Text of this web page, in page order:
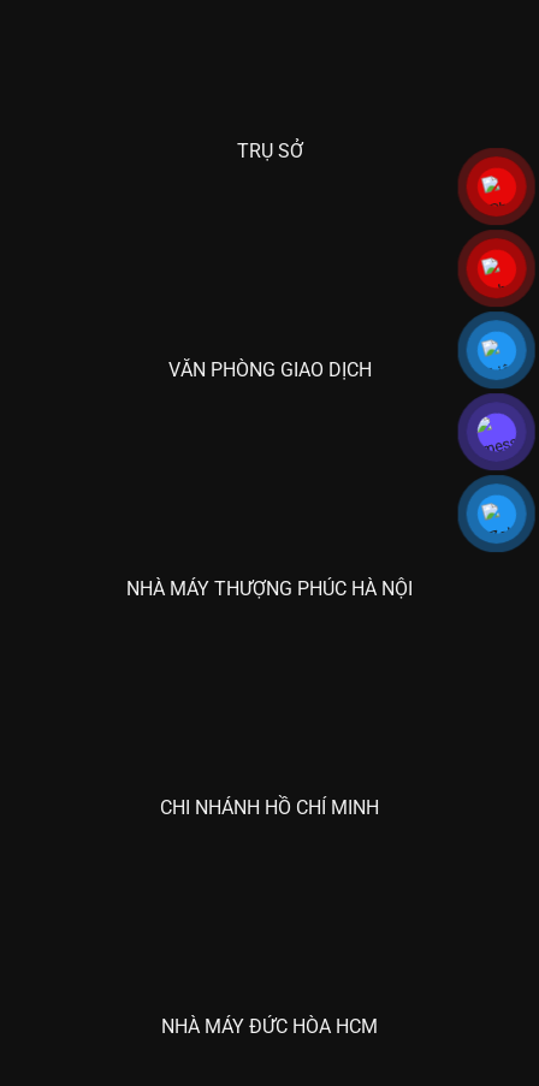
TRỤ SỞ
VĂN PHÒNG GIAO DỊCH
NHÀ MÁY THƯỢNG PHÚC HÀ NỘI
CHI NHÁNH HỒ CHÍ MINH
NHÀ MÁY ĐỨC HÒA HCM